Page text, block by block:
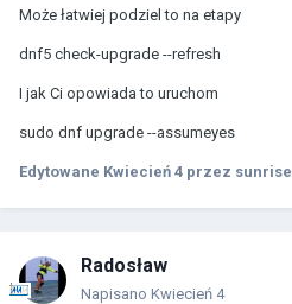
Może łatwiej podziel to na etapy
dnf5 check-upgrade --refresh
I jak Ci opowiada to uruchom
sudo dnf upgrade --assumeyes
Edytowane Kwiecień 4 przez sunrise
Radosław
Napisano Kwiecień 4